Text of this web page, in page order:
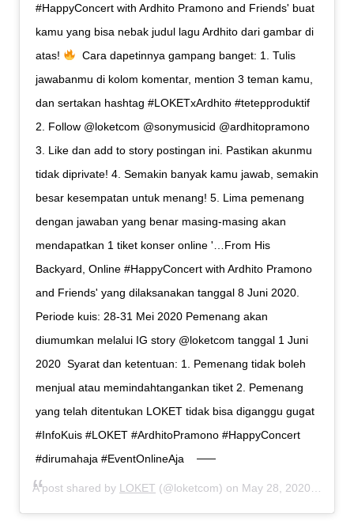
#HappyConcert with Ardhito Pramono and Friends' buat
kamu yang bisa nebak judul lagu Ardhito dari gambar di
atas!
⁣ ⁣ Cara dapetinnya gampang banget:⁣ 1. Tulis
jawabanmu di kolom komentar, mention 3 teman kamu,
dan sertakan hashtag #LOKETxArdhito #tetepproduktif⁣
2. Follow @loketcom @sonymusicid @ardhitopramono⁣
3. Like dan add to story postingan ini. Pastikan akunmu
tidak diprivate!⁣ 4. Semakin banyak kamu jawab, semakin
besar kesempatan untuk menang!⁣ 5. Lima pemenang
dengan jawaban yang benar masing-masing akan
mendapatkan 1 tiket konser online '…From His
Backyard, Online #HappyConcert with Ardhito Pramono
and Friends' yang dilaksanakan tanggal 8 Juni 2020.⁣ ⁣
Periode kuis: 28-31 Mei 2020⁣ Pemenang akan
diumumkan melalui IG story @loketcom tanggal 1 Juni
2020⁣ ⁣ Syarat dan ketentuan:⁣ 1. Pemenang tidak boleh
menjual atau memindahtangankan tiket⁣ 2. Pemenang
yang telah ditentukan LOKET tidak bisa diganggu gugat⁣ ⁣
#InfoKuis #LOKET #ArdhitoPramono #HappyConcert
#dirumahaja #EventOnlineAja
A post shared by LOKET (@loketcom) on May 28, 2020 at 3:11am PDT